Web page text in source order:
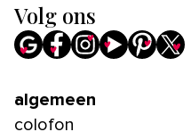
Volg ons
algemeen
colofon